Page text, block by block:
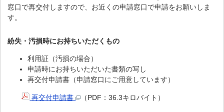
窓口で再交付しますので、お近くの申請窓口で申請をお願いしま
す。
紛失・汚損時にお持ちいただくもの
利用証（汚損の場合）
申請時にお持ちいただいた書類の写し
再交付申請書（申請窓口にご用意しています）
再交付申請書 （PDF：36.3キロバイト）